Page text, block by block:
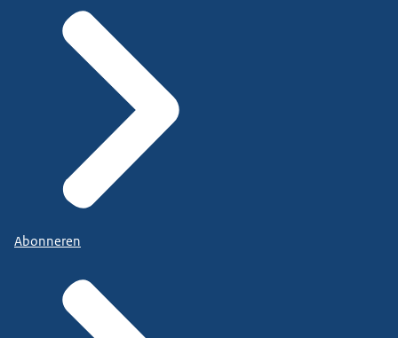
Abonneren